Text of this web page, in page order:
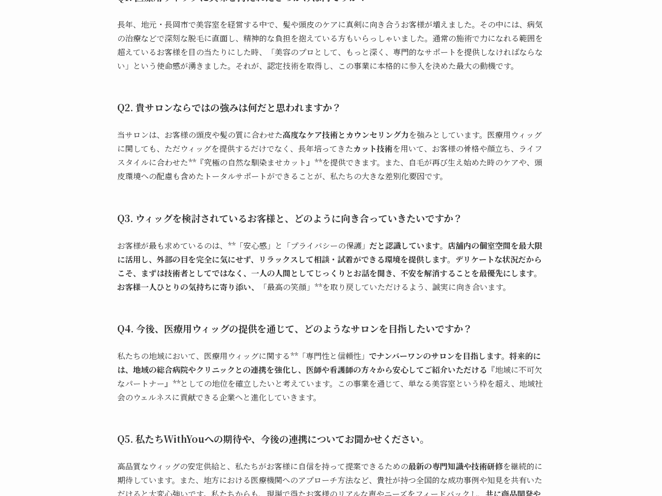
長年、地元・長岡市で美容室を経営する中で、髪や頭皮のケアに真剣に向き合うお客様が増えました。その中には、病気
の治療などで深刻な脱毛に直面し、精神的な負担を抱えている方もいらっしゃいました。通常の施術で力になれる範囲を
超えているお客様を目の当たりにした時、「美容のプロとして、もっと深く、専門的なサポートを提供しなければならな
い」という使命感が湧きました。それが、認定技術を取得し、この事業に本格的に参入を決めた最大の動機です。
Q2. 貴サロンならではの強みは何だと思われますか？
当サロンは、お客様の頭皮や髪の質に合わせた高度なケア技術とカウンセリング力を強みとしています。医療用ウィッグ
に関しても、ただウィッグを提供するだけでなく、長年培ってきたカット技術を用いて、お客様の骨格や顔立ち、ライフ
スタイルに合わせた**『究極の自然な馴染ませカット』**を提供できます。また、自毛が再び生え始めた時のケアや、頭
皮環境への配慮も含めたトータルサポートができることが、私たちの大きな差別化要因です。
Q3. ウィッグを検討されているお客様と、どのように向き合っていきたいですか？
お客様が最も求めているのは、**「安心感」と「プライバシーの保護」 だと認識しています。店舗内の個室空間を最大限
に活用し、外部の目を完全に気にせず、リラックスして相談・試着ができる環境を提供します。デリケートな状況だから
こそ、まずは技術者としてではなく、一人の人間としてじっくりとお話を聞き、不安を解消することを最優先にします。
お客様一人ひとりの気持ちに寄り添い、
「最高の笑顔」**を取り戻していただけるよう、誠実に向き合います。
Q4. 今後、医療用ウィッグの提供を通じて、どのようなサロンを目指したいですか？
私たちの地域において、医療用ウィッグに関する**「専門性と信頼性」 でナンバーワンのサロンを目指します。将来的に
は、地域の総合病院やクリニックとの連携を強化し、医師や看護師の方々から安心してご紹介いただける 『地域に不可欠
なパートナー』**としての地位を確立したいと考えています。この事業を通じて、単なる美容室という枠を超え、地域社
会のウェルネスに貢献できる企業へと進化していきます。
Q5. 私たちWithYouへの期待や、今後の連携についてお聞かせください。
高品質なウィッグの安定供給と、私たちがお客様に自信を持って提案できるための最新の専門知識や技術研修を継続的に
期待しています。また、地方における医療機関へのアプローチ方法など、貴社が持つ全国的な成功事例や知見を共有いた